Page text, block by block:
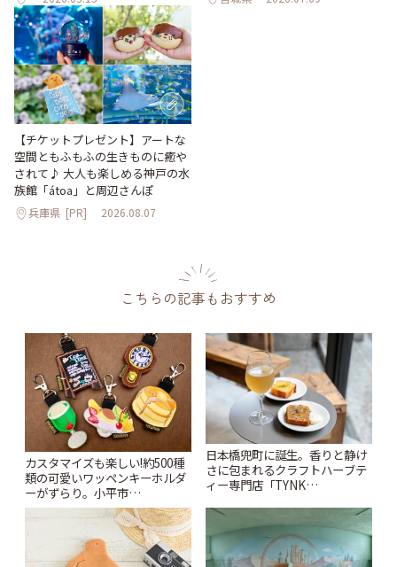
【チケットプレゼント】アートな
空間ともふもふの生きものに癒や
されて♪ 大人も楽しめる神戸の水
族館「átoa」と周辺さんぽ
兵庫県 [PR] 2026.08.07
こちらの記事もおすすめ
カスタマイズも楽しい!約500種
類の可愛いワッペンキーホルダ
ーがずらり。小平市
「Kimamaya T&K」 | ことりっ
日本橋兜町に誕生。香りと静け
さに包まれるクラフトハーブテ
ィー専門店「TYNK